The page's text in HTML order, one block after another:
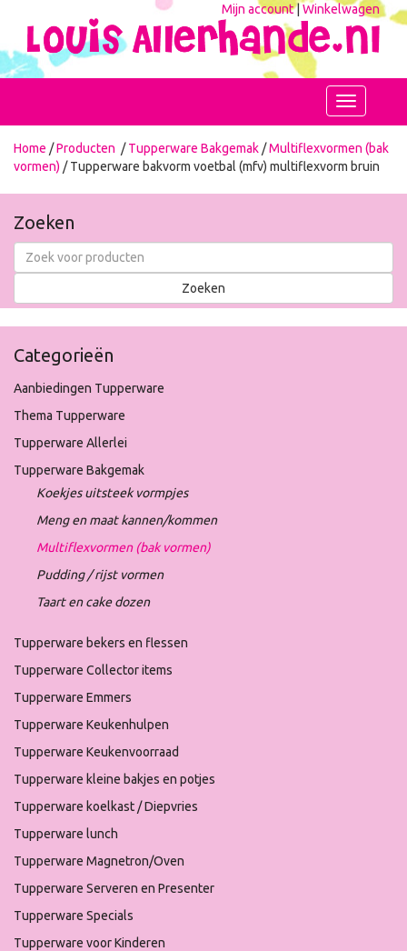
Mijn account|Winkelwagen
Toggle
navigation
Home /Producten /Tupperware Bakgemak /Multiflexvormen (bak
vormen) / Tupperware bakvorm voetbal (mfv) multiflexvorm bruin
Zoeken
Categorieën
Aanbiedingen Tupperware
Thema Tupperware
Tupperware Allerlei
Tupperware Bakgemak
Koekjes uitsteek vormpjes
Meng en maat kannen/kommen
Multiflexvormen (bak vormen)
Pudding / rijst vormen
Taart en cake dozen
Tupperware bekers en flessen
Tupperware Collector items
Tupperware Emmers
Tupperware Keukenhulpen
Tupperware Keukenvoorraad
Tupperware kleine bakjes en potjes
Tupperware koelkast / Diepvries
Tupperware lunch
Tupperware Magnetron/Oven
Tupperware Serveren en Presenter
Tupperware Specials
Tupperware voor Kinderen